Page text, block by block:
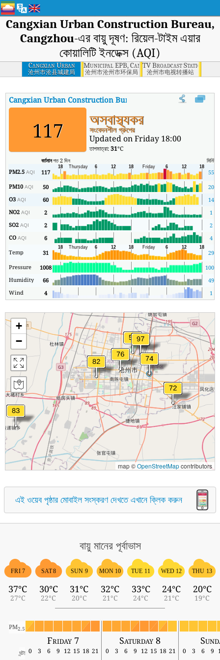
Cangxian Urban Construction Bureau,
Cangzhou-এর বায়ু দূষণ: রিয়েল-টাইম এয়ার
কোয়ালিটি ইনডেক্স (AQI)
Cangxian Urban
Construction
Bureau, Cangzhou
沧州市沧县城建局
Municipal EPB, Cangzhou
沧州市沧州市环保局
TV Broadcast Station,
沧州市电视转播站
Cangxian Urban Construction Bureau, Cangzhou-এর AQI
117 অস্বাস্থ্যকর
সংবেদনশীল গ্রুপের
Updated on Friday 18:00
তাপমাত্রা:31°C
বর্তমানগত 2 দিন মিনিট
PM2.5AQI 117 55
PM10AQI 50
20
O3AQI 60
14
NO2AQI 2
1
SO2AQI 2
2
COAQI 6
4
Temp
31
29
Pressure
1008 1005
Humidity
66
49
Wind
4 1
+
−
map ©OpenStreetMapcontributors
এই ওয়েব পৃষ্ঠার মোবাইল সংস্করণ দেখতে এখানে ক্লিক করুন
বায়ু মানের পূর্বাভাস
FRI 7
37°C
27°C
SAT 8
30°C
22°C
SUN 9
31°C
20°C
MON 10
32°C
21°C
TUE 11
33°C
24°C
WED 12
24°C
21°C
THU 13
20°C
19°C
PM2.5
Friday 7 Saturday 8
ঘন্টা 0 3 6 9 12 15 18 21 0 3 6 9 12 15 18 21 0 3 6 9